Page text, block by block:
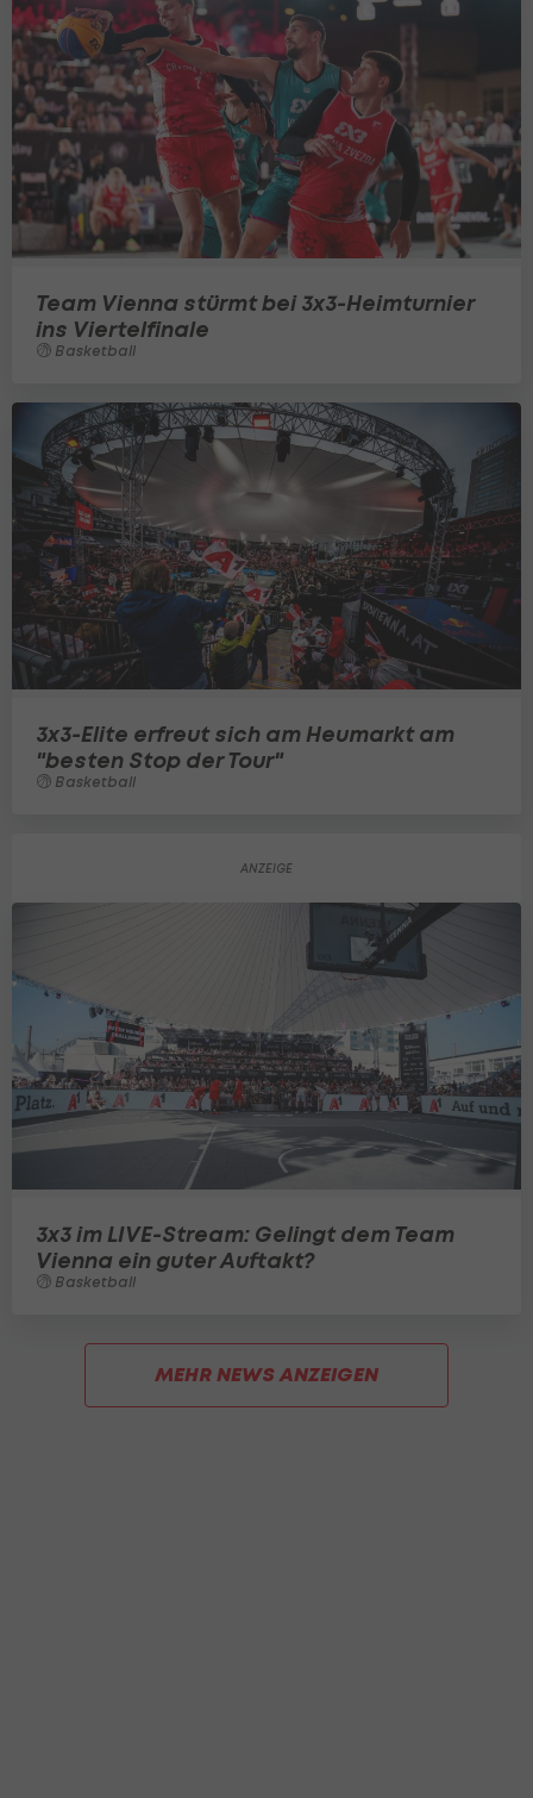
Team Vienna stürmt bei 3x3-Heimturnier
ins Viertelfinale
Basketball
3x3-Elite erfreut sich am Heumarkt am
"besten Stop der Tour"
Basketball
3x3 im LIVE-Stream: Gelingt dem Team
Vienna ein guter Auftakt?
Basketball
MEHR NEWS ANZEIGEN